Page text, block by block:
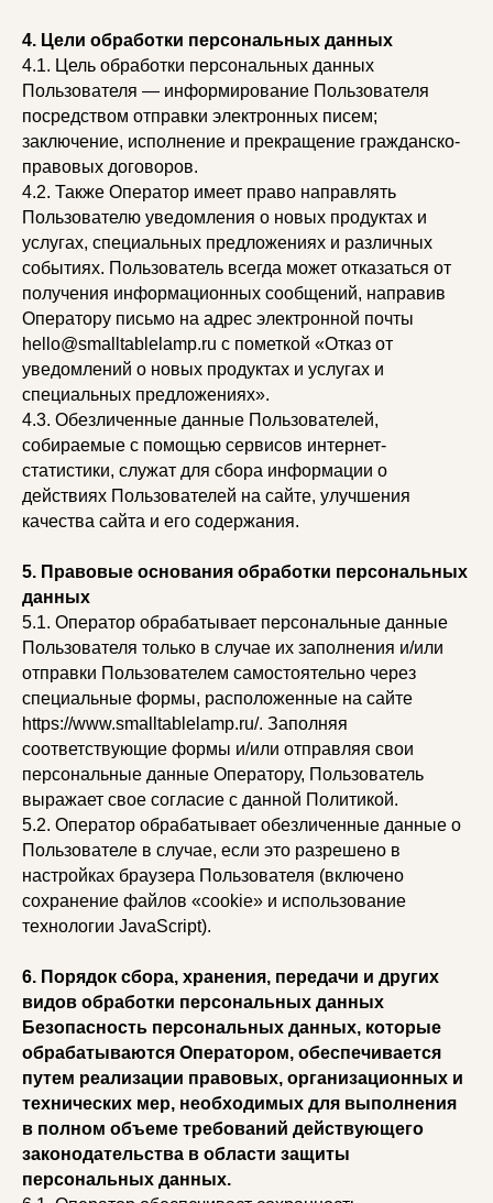
4. Цели обработки персональных данных
4.1. Цель обработки персональных данных
Пользователя — информирование Пользователя
посредством отправки электронных писем;
заключение, исполнение и прекращение гражданско-
правовых договоров.
4.2. Также Оператор имеет право направлять
Пользователю уведомления о новых продуктах и
услугах, специальных предложениях и различных
событиях. Пользователь всегда может отказаться от
получения информационных сообщений, направив
Оператору письмо на адрес электронной почты
hello@smalltablelamp.ru с пометкой «Отказ от
уведомлений о новых продуктах и услугах и
специальных предложениях».
4.3. Обезличенные данные Пользователей,
собираемые с помощью сервисов интернет-
статистики, служат для сбора информации о
действиях Пользователей на сайте, улучшения
качества сайта и его содержания.
5. Правовые основания обработки персональных
данных
5.1. Оператор обрабатывает персональные данные
Пользователя только в случае их заполнения и/или
отправки Пользователем самостоятельно через
специальные формы, расположенные на сайте
https://www.smalltablelamp.ru/. Заполняя
соответствующие формы и/или отправляя свои
персональные данные Оператору, Пользователь
выражает свое согласие с данной Политикой.
5.2. Оператор обрабатывает обезличенные данные о
Пользователе в случае, если это разрешено в
настройках браузера Пользователя (включено
сохранение файлов «cookie» и использование
технологии JavaScript).
6. Порядок сбора, хранения, передачи и других
видов обработки персональных данных
Безопасность персональных данных, которые
обрабатываются Оператором, обеспечивается
путем реализации правовых, организационных и
технических мер, необходимых для выполнения
в полном объеме требований действующего
законодательства в области защиты
персональных данных.